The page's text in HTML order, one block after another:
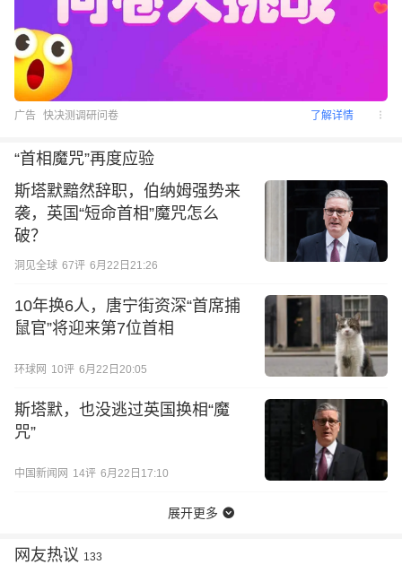
广告 快决测调研问卷 了解详情
“首相魔咒”再度应验
斯塔默黯然辞职，伯纳姆强势来
袭，英国“短命首相”魔咒怎么
破？
洞见全球 67评 6月22日21:26
10年换6人，唐宁街资深“首席捕
鼠官”将迎来第7位首相
环球网 10评 6月22日20:05
斯塔默，也没逃过英国换相“魔
咒”
中国新闻网 14评 6月22日17:10
展开更多
网友热议 133